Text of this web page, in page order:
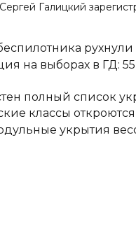
Галицкий
рухнули
на выборах в ГД:
полный список
классы откроются
укрытия